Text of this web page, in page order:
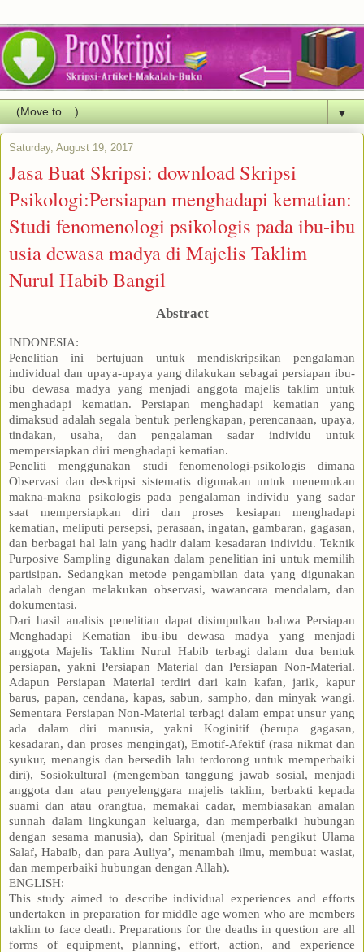
▼
Saturday, August 19, 2017
Jasa Buat Skripsi: download Skripsi
Psikologi:Persiapan menghadapi kematian:
Studi fenomenologi psikologis pada ibu-ibu
usia dewasa madya di Majelis Taklim
Nurul Habib Bangil
Abstract
INDONESIA:
Penelitian ini bertujuan untuk mendiskripsikan pengalaman
individual dan upaya-upaya yang dilakukan sebagai persiapan ibu-
ibu dewasa madya yang menjadi anggota majelis taklim untuk
menghadapi kematian. Persiapan menghadapi kematian yang
dimaksud adalah segala bentuk perlengkapan, perencanaan, upaya,
tindakan, usaha, dan pengalaman sadar individu untuk
mempersiapkan diri menghadapi kematian.
Peneliti menggunakan studi fenomenologi-psikologis dimana
Observasi dan deskripsi sistematis digunakan untuk menemukan
makna-makna psikologis pada pengalaman individu yang sadar
saat mempersiapkan diri dan proses kesiapan menghadapi
kematian, meliputi persepsi, perasaan, ingatan, gambaran, gagasan,
dan berbagai hal lain yang hadir dalam kesadaran individu. Teknik
Purposive Sampling digunakan dalam penelitian ini untuk memilih
partisipan. Sedangkan metode pengambilan data yang digunakan
adalah dengan melakukan observasi, wawancara mendalam, dan
dokumentasi.
Dari hasil analisis penelitian dapat disimpulkan bahwa Persiapan
Menghadapi Kematian ibu-ibu dewasa madya yang menjadi
anggota Majelis Taklim Nurul Habib terbagi dalam dua bentuk
persiapan, yakni Persiapan Material dan Persiapan Non-Material.
Adapun Persiapan Material terdiri dari kain kafan, jarik, kapur
barus, papan, cendana, kapas, sabun, sampho, dan minyak wangi.
Sementara Persiapan Non-Material terbagi dalam empat unsur yang
ada dalam diri manusia, yakni Koginitif (berupa gagasan,
kesadaran, dan proses mengingat), Emotif-Afektif (rasa nikmat dan
syukur, menangis dan bersedih lalu terdorong untuk memperbaiki
diri), Sosiokultural (mengemban tanggung jawab sosial, menjadi
anggota dan atau penyelenggara majelis taklim, berbakti kepada
suami dan atau orangtua, memakai cadar, membiasakan amalan
sunnah dalam lingkungan keluarga, dan memperbaiki hubungan
dengan sesama manusia), dan Spiritual (menjadi pengikut Ulama
Salaf, Habaib, dan para Auliya’, menambah ilmu, membuat wasiat,
dan memperbaiki hubungan dengan Allah).
ENGLISH:
This study aimed to describe individual experiences and efforts
undertaken in preparation for middle age women who are members
taklim to face death. Preparations for the deaths in question are all
forms of equipment, planning, effort, action, and experience